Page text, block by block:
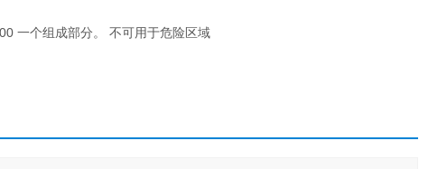
一个组成部分。 不可用于危险区域